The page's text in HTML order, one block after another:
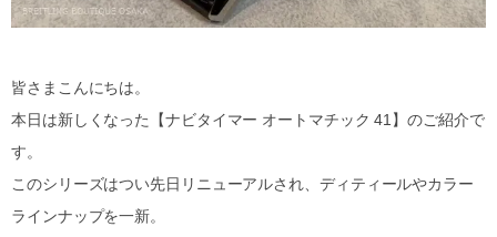
皆さまこんにちは。
本日は新しくなった【ナビタイマー オートマチック 41】のご紹介で
す。
このシリーズはつい先日リニューアルされ、ディティールやカラー
ラインナップを一新。